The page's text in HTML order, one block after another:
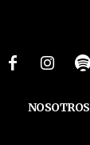
NOSOTROS